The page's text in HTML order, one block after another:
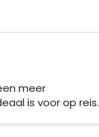
meer
is voor op reis.